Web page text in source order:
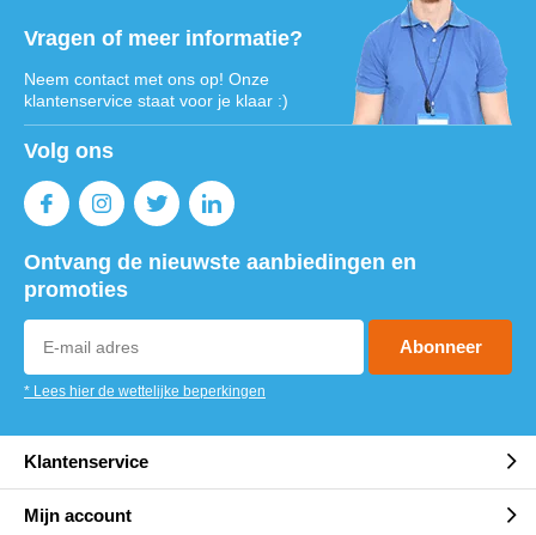
Vragen of meer informatie?
Neem contact met ons op! Onze
klantenservice staat voor je klaar :)
Volg ons
Ontvang de nieuwste aanbiedingen en
promoties
Abonneer
* Lees hier de wettelijke beperkingen
Klantenservice
Mijn account